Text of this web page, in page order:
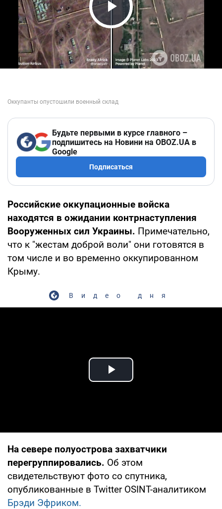
Play Video
Будьте первыми в курсе главного –
подпишитесь на Новини на OBOZ.UA в
Google
Подписаться
Российские оккупационные войска
находятся в ожидании контрнаступления
Вооруженных сил Украины. Примечательно,
что к "жестам доброй воли" они готовятся в
том числе и во временно оккупированном
Крыму.
Видео дня
Play Video
На севере полуострова захватчики
перегруппировались. Об этом
свидетельствуют фото со спутника,
опубликованные в Twitter OSINT-аналитиком
Брэди Эфриком.